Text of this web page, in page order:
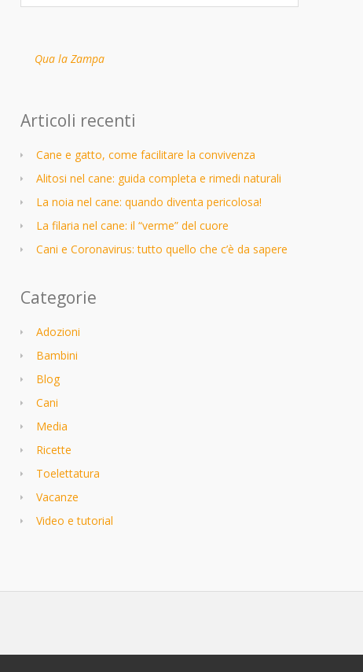
Qua la Zampa
Articoli recenti
Cane e gatto, come facilitare la convivenza
Alitosi nel cane: guida completa e rimedi naturali
La noia nel cane: quando diventa pericolosa!
La filaria nel cane: il “verme” del cuore
Cani e Coronavirus: tutto quello che c’è da sapere
Categorie
Adozioni
Bambini
Blog
Cani
Media
Ricette
Toelettatura
Vacanze
Video e tutorial